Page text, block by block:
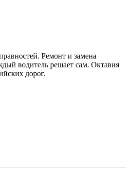
Ремонт и замена
водитель решает сам. Октавия
дорог.